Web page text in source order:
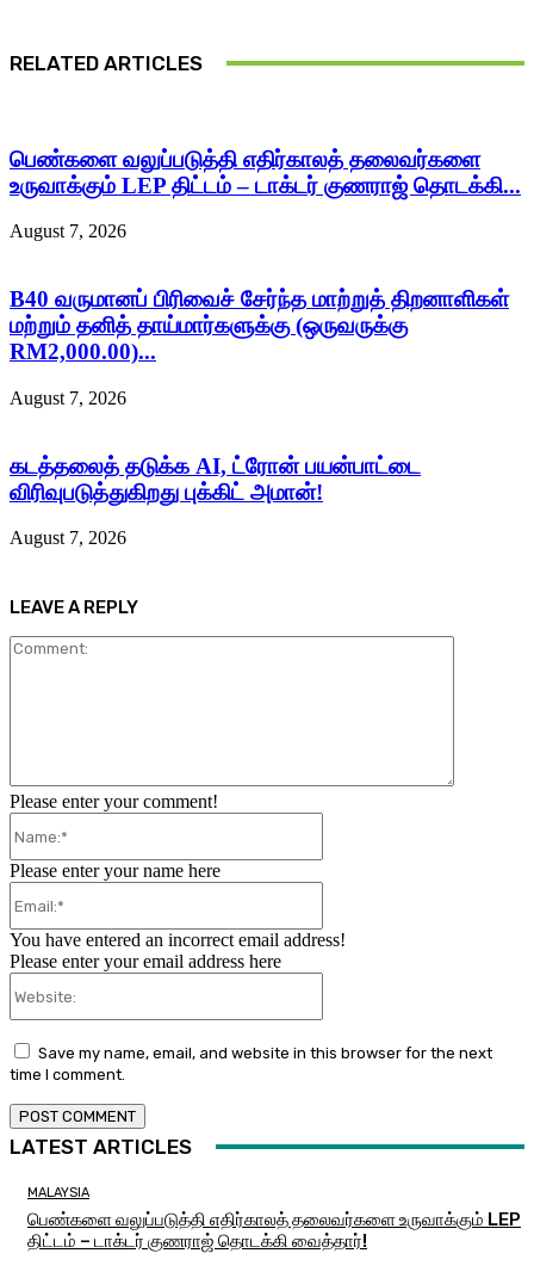
RELATED ARTICLES
பெண்களை வலுப்படுத்தி எதிர்காலத் தலைவர்களை
உருவாக்கும் LEP திட்டம் – டாக்டர் குணராஜ் தொடக்கி...
August 7, 2026
B40 வருமானப் பிரிவைச் சேர்ந்த மாற்றுத் திறனாளிகள்
மற்றும் தனித் தாய்மார்களுக்கு (ஒருவருக்கு
RM2,000.00)...
August 7, 2026
கடத்தலைத் தடுக்க AI, ட்ரோன் பயன்பாட்டை
விரிவுபடுத்துகிறது புக்கிட் அமான்!
August 7, 2026
LEAVE A REPLY
Please enter your comment!
Please enter your name here
You have entered an incorrect email address!
Please enter your email address here
Save my name, email, and website in this browser for the next
time I comment.
LATEST ARTICLES
MALAYSIA
பெண்களை வலுப்படுத்தி எதிர்காலத் தலைவர்களை உருவாக்கும் LEP
திட்டம் – டாக்டர் குணராஜ் தொடக்கி வைத்தார்!